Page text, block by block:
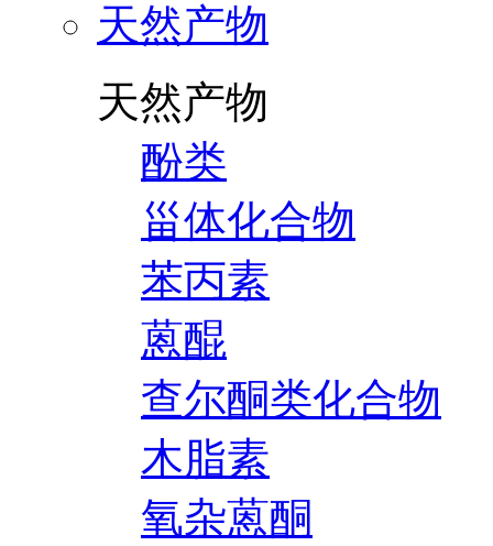
天然产物
天然产物
酚类
甾体化合物
苯丙素
蒽醌
查尔酮类化合物
木脂素
氧杂蒽酮